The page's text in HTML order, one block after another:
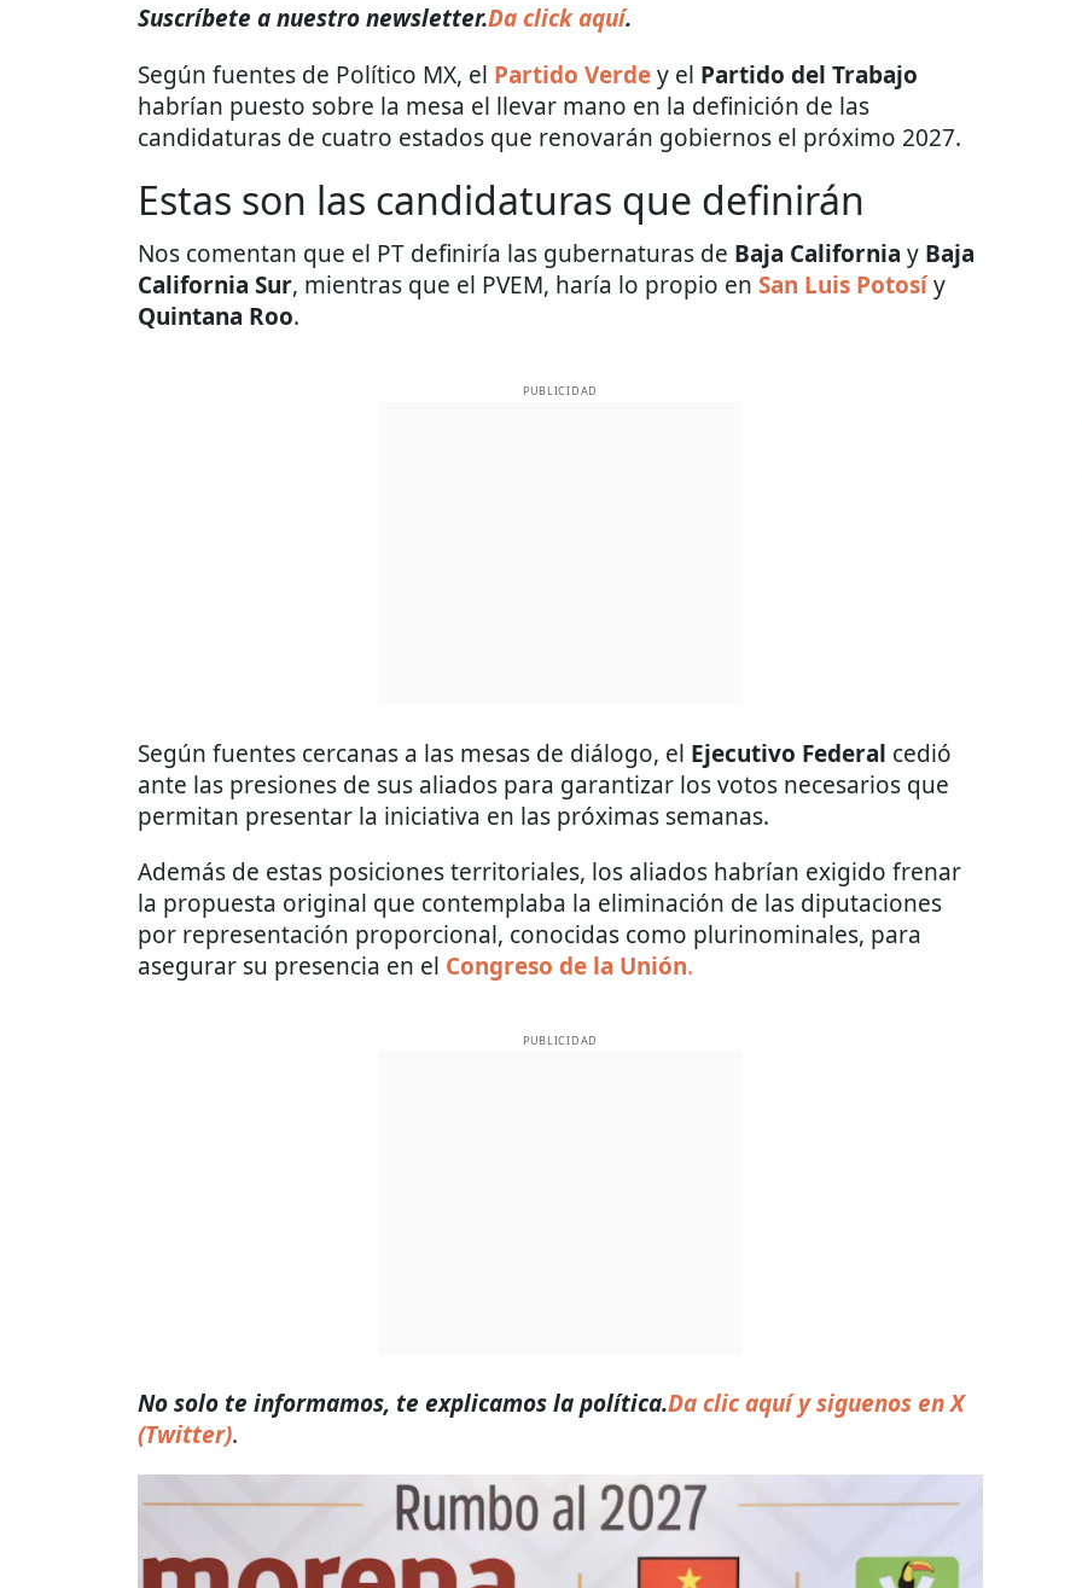
Suscríbete a nuestro newsletter.Da click aquí.
Según fuentes de Político MX, el Partido Verdey el Partido del Trabajo
habrían puesto sobre la mesa el llevar mano en la definición de las
candidaturas de cuatro estados que renovarán gobiernos el próximo 2027.
Estas son las candidaturas que definirán
Nos comentan que el PT definiría las gubernaturas de Baja California y Baja
California Sur, mientras que el PVEM, haría lo propio en San Luis Potosíy
Quintana Roo.
PUBLICIDAD
Según fuentes cercanas a las mesas de diálogo, el Ejecutivo Federal cedió
ante las presiones de sus aliados para garantizar los votos necesarios que
permitan presentar la iniciativa en las próximas semanas.
Además de estas posiciones territoriales, los aliados habrían exigido frenar
la propuesta original que contemplaba la eliminación de las diputaciones
por representación proporcional, conocidas como plurinominales, para
asegurar su presencia en el Congreso de la Unión.
PUBLICIDAD
No solo te informamos, te explicamos la política.Da clic aquí y siguenos en X
(Twitter).